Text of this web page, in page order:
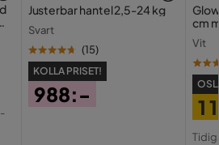
Justerbar hantel 2,5-24 kg
Svart
(15)
KOLLA PRISET!
988:-
cm
Vit
1